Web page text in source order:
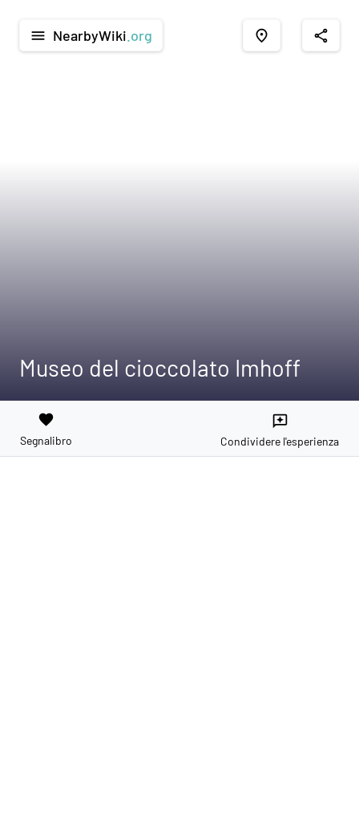
menu NearbyWiki .org place share
Museo del cioccolato Imhoff
favorite
Segnalibro
reviews
Condividere l'esperienza